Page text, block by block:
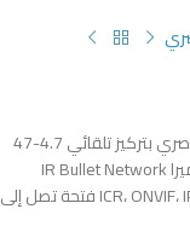
1/2.8″، مسح تقدمي، 2.0 ميجابيكسل، CMOS، 10X بصري بتركيز تلقائي 4.7-47
مم، 100 متر IR، 1920*1080@30 إطارًا في الثانية كاميرا IR Bullet Network
Starlight Network، WDR 120 ديسيبل، ICR، ONVIF، IP67، POE، SD فتحة تصل إلى